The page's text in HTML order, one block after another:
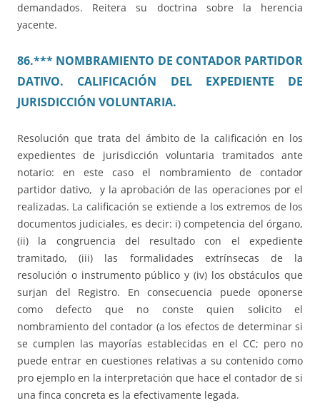
demandados. Reitera su doctrina sobre la herencia
yacente.
86.*** NOMBRAMIENTO DE CONTADOR PARTIDOR
DATIVO. CALIFICACIÓN DEL EXPEDIENTE DE
JURISDICCIÓN VOLUNTARIA.
Resolución que trata del ámbito de la calificación en los
expedientes de jurisdicción voluntaria tramitados ante
notario: en este caso el nombramiento de contador
partidor dativo, y la aprobación de las operaciones por el
realizadas. La calificación se extiende a los extremos de los
documentos judiciales, es decir: i) competencia del órgano,
(ii) la congruencia del resultado con el expediente
tramitado, (iii) las formalidades extrínsecas de la
resolución o instrumento público y (iv) los obstáculos que
surjan del Registro. En consecuencia puede oponerse
como defecto que no conste quien solicito el
nombramiento del contador (a los efectos de determinar si
se cumplen las mayorías establecidas en el CC; pero no
puede entrar en cuestiones relativas a su contenido como
pro ejemplo en la interpretación que hace el contador de si
una finca concreta es la efectivamente legada.